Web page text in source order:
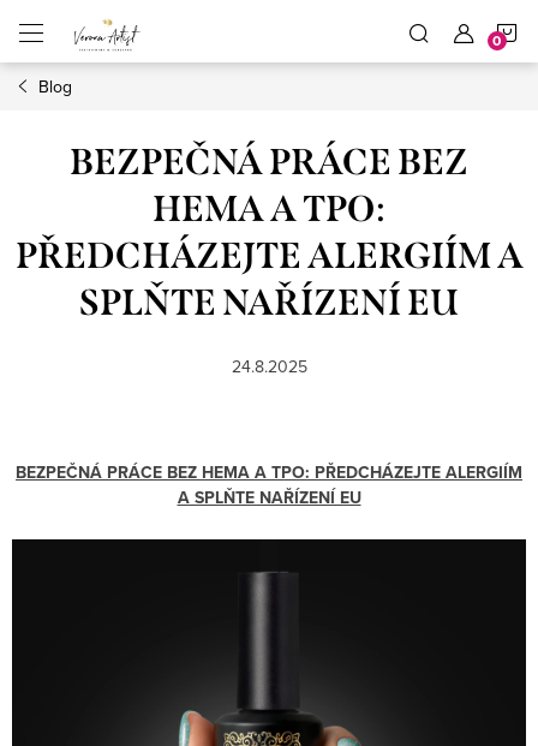
obsah
Blog
BEZPEČNÁ PRÁCE BEZ
HEMA A TPO:
PŘEDCHÁZEJTE ALERGIÍM A
SPLŇTE NAŘÍZENÍ EU
24.8.2025
BEZPEČNÁ PRÁCE BEZ HEMA A TPO: PŘEDCHÁZEJTE ALERGIÍM
A SPLŇTE NAŘÍZENÍ EU